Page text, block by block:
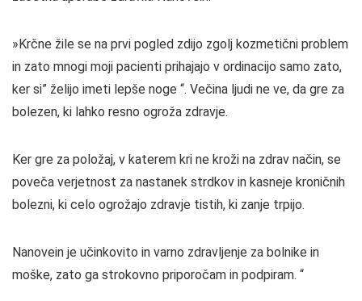
»Krčne žile se na prvi pogled zdijo zgolj kozmetični problem
in zato mnogi moji pacienti prihajajo v ordinacijo samo zato,
ker si” želijo imeti lepše noge “. Večina ljudi ne ve, da gre za
bolezen, ki lahko resno ogroža zdravje.
Ker gre za položaj, v katerem kri ne kroži na zdrav način, se
poveča verjetnost za nastanek strdkov in kasneje kroničnih
bolezni, ki celo ogrožajo zdravje tistih, ki zanje trpijo.
Nanovein je učinkovito in varno zdravljenje za bolnike in
moške, zato ga strokovno priporočam in podpiram. “